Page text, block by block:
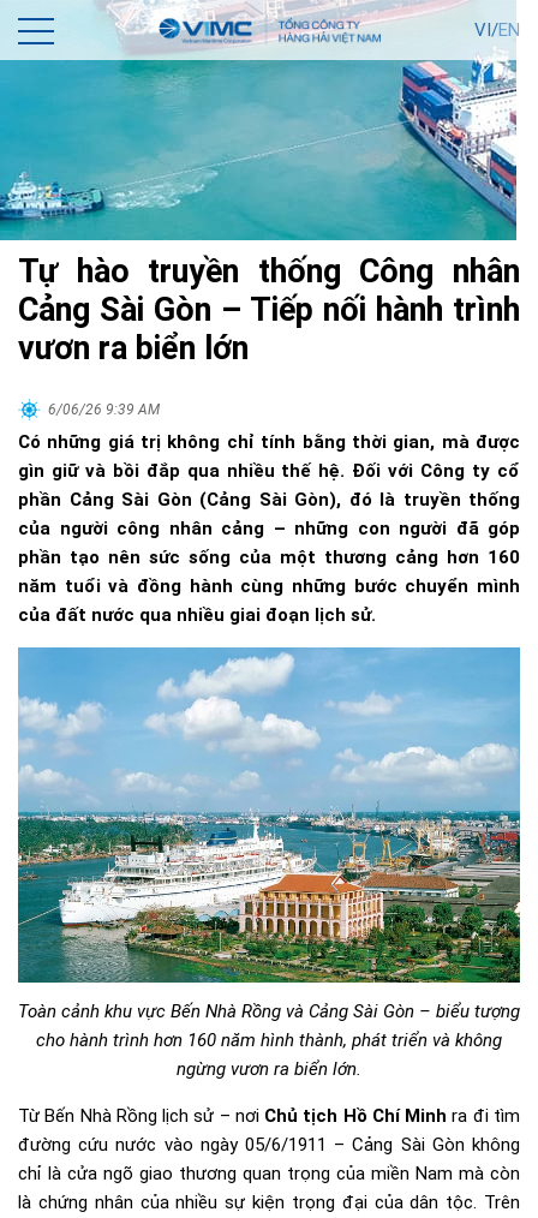
VI/EN
Tự hào truyền thống Công nhân
Cảng Sài Gòn – Tiếp nối hành trình
vươn ra biển lớn
6/06/26 9:39 AM
Có những giá trị không chỉ tính bằng thời gian, mà được
gìn giữ và bồi đắp qua nhiều thế hệ. Đối với Công ty cổ
phần Cảng Sài Gòn (Cảng Sài Gòn), đó là truyền thống
của người công nhân cảng – những con người đã góp
phần tạo nên sức sống của một thương cảng hơn 160
năm tuổi và đồng hành cùng những bước chuyển mình
của đất nước qua nhiều giai đoạn lịch sử.
Toàn cảnh khu vực Bến Nhà Rồng và Cảng Sài Gòn – biểu tượng
cho hành trình hơn 160 năm hình thành, phát triển và không
ngừng vươn ra biển lớn.
Từ Bến Nhà Rồng lịch sử – nơi Chủ tịch Hồ Chí Minh ra đi tìm
đường cứu nước vào ngày 05/6/1911 – Cảng Sài Gòn không
chỉ là cửa ngõ giao thương quan trọng của miền Nam mà còn
là chứng nhân của nhiều sự kiện trọng đại của dân tộc. Trên